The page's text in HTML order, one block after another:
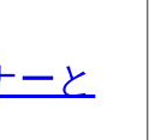
ーと